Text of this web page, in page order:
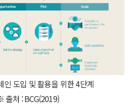
인 도입 및 활용을 위한 4단계
출처 : BCG(2019)